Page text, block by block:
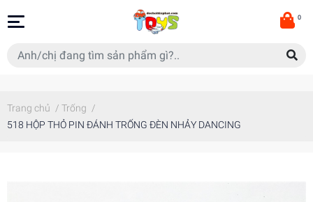
0
Trang chủ / Trống /
518 HỘP THỎ PIN ĐÁNH TRỐNG ĐÈN NHẢY DANCING